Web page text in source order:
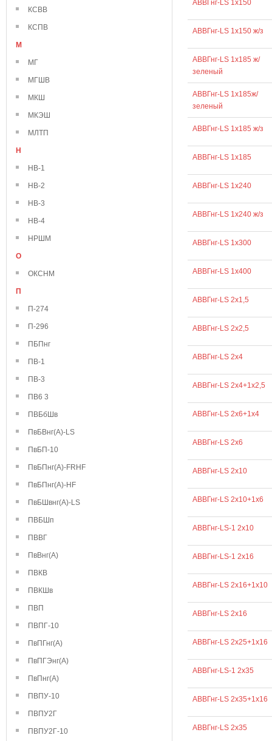
КСВВ
КСПВ
М
МГ
МГШВ
МКШ
МКЭШ
МЛТП
Н
НВ-1
НВ-2
НВ-3
НВ-4
НРШМ
О
ОКСНМ
П
П-274
П-296
ПБПнг
ПВ-1
ПВ-3
ПВ6 3
ПВБбШв
ПвБВнг(А)-LS
ПвБП-10
ПвБПнг(А)-FRHF
ПвБПнг(А)-HF
ПвБШвнг(А)-LS
ПВБШп
ПВВГ
ПвВнг(А)
ПВКВ
ПВКШв
ПВП
ПВПГ-10
ПвПГнг(А)
ПвПГЭнг(А)
ПвПнг(А)
ПВПУ-10
ПВПУ2Г
ПВПУ2Г-10
АВВГнг-LS 1х150
АВВГнг-LS 1х150 ж/з
АВВГнг-LS 1х185 ж/
зеленый
АВВГнг-LS 1х185ж/
зеленый
АВВГнг-LS 1х185 ж/з
АВВГнг-LS 1х185
АВВГнг-LS 1х240
АВВГнг-LS 1х240 ж/з
АВВГнг-LS 1х300
АВВГнг-LS 1х400
АВВГнг-LS 2х1,5
АВВГнг-LS 2х2,5
АВВГнг-LS 2х4
АВВГнг-LS 2х4+1х2,5
АВВГнг-LS 2х6+1х4
АВВГнг-LS 2х6
АВВГнг-LS 2х10
АВВГнг-LS 2х10+1х6
АВВГнг-LS-1 2х10
АВВГнг-LS-1 2х16
АВВГнг-LS 2х16+1х10
АВВГнг-LS 2х16
АВВГнг-LS 2х25+1х16
АВВГнг-LS-1 2х35
АВВГнг-LS 2х35+1х16
АВВГнг-LS 2х35